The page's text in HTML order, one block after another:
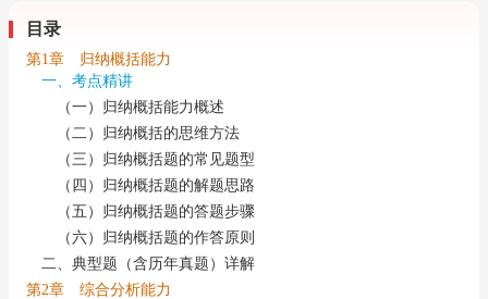
目录
第1章 归纳概括能力
一、考点精讲
（一）归纳概括能力概述
（二）归纳概括的思维方法
（三）归纳概括题的常见题型
（四）归纳概括题的解题思路
（五）归纳概括题的答题步骤
（六）归纳概括题的作答原则
二、典型题（含历年真题）详解
第2章 综合分析能力